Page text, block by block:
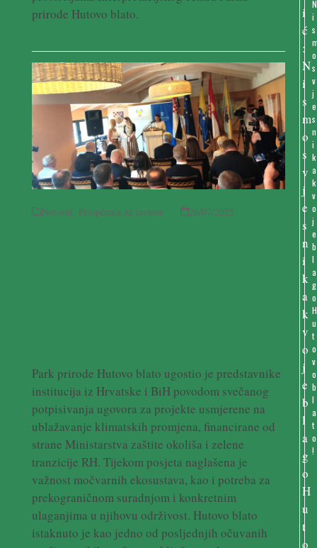
prirode Hutovo blato.
Novosti Priopćenja za javnost 26/07/2025
Park prirode Hutovo blato ugostio je predstavnike
institucija iz Hrvatske i BiH povodom svečanog
potpisivanja ugovora za projekte usmjerene na
ublažavanje klimatskih promjena, financirane od
strane Ministarstva zaštite okoliša i zelene
tranzicije RH. Tijekom posjeta naglašena je
važnost močvarnih ekosustava, kao i potreba za
prekograničnom suradnjom i konkretnim
ulaganjima u njihovu održivost. Hutovo blato
istaknuto je kao jedno od posljednjih očuvanih
N
i
s
o
s
v
j
e
s
n
i
k
a
k
v
o
j
e
b
l
a
g
o
H
u
t
o
v
o
b
l
a
t
o
!